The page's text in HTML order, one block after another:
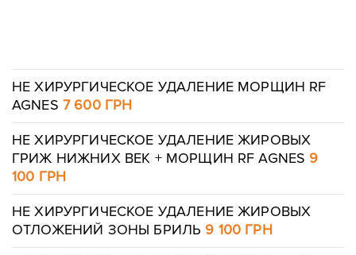
НЕ ХИРУРГИЧЕСКОЕ УДАЛЕНИЕ МОРЩИН RF
AGNES 7 600 ГРН
НЕ ХИРУРГИЧЕСКОЕ УДАЛЕНИЕ ЖИРОВЫХ
ГРИЖ НИЖНИХ ВЕК + МОРЩИН RF AGNES 9
100 ГРН
НЕ ХИРУРГИЧЕСКОЕ УДАЛЕНИЕ ЖИРОВЫХ
ОТЛОЖЕНИЙ ЗОНЫ БРИЛЬ 9 100 ГРН
Оставить контакты
Ваше имя Ваш телефон
Оставить контакты